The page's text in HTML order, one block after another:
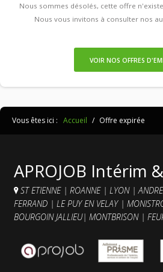
Offres d'emploi
Salariés Aprojob
Nous sommes désolés, cette offre
Nous vous invitons à consulter nos
VOIR NOS OFFRES
Vous êtes ici : Accueil / Offre expirée
APROJOB Intérim
ST ETIENNE| ROANNE | LYON |
FERRAND | LE PUY EN VELAY|
BOURGOIN JALLIEU| MONTBRISON |